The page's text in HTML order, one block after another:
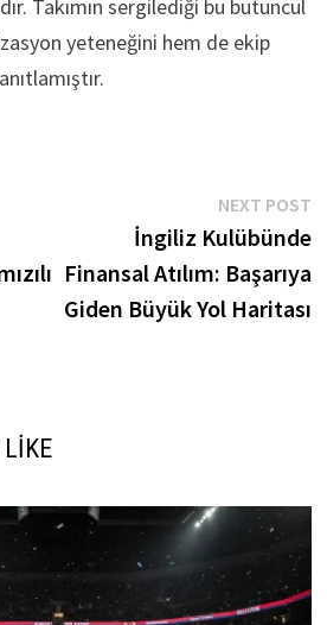
Takımın sergilediği bu bütüncül
yeteneğini hem de ekip
NEXT POST
İngiliz Kulübünde
Finansal Atılım: Başarıya
Giden Büyük Yol Haritası